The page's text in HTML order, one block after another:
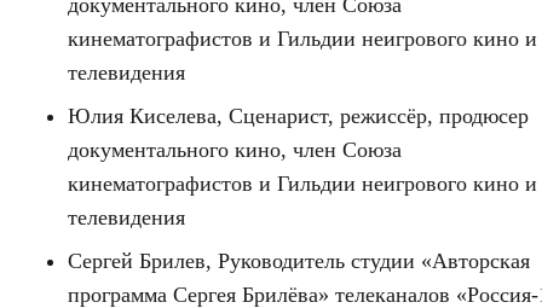
документального кино, член Союза
кинематографистов и Гильдии неигрового кино и
телевидения
Юлия Киселева, Сценарист, режиссёр, продюсер
документального кино, член Союза
кинематографистов и Гильдии неигрового кино и
телевидения
Сергей Брилев, Руководитель студии «Авторская
программа Сергея Брилёва» телеканалов